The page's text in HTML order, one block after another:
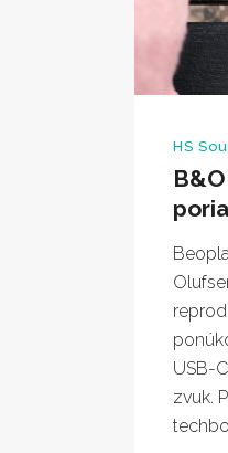
HS
USB-
zvuk.